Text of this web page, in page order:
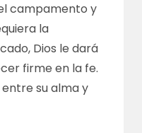
campamento y
la
Dios le dará
firme en la fe.
su alma y